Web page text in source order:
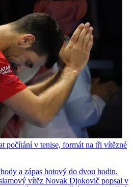
počítání v tenise, formát na tři vítězné
a zápas hotový do dvou hodin.
vítěz Novak Djokovič popsal v